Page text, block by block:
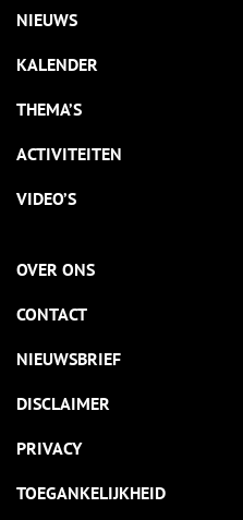
NIEUWS
KALENDER
THEMA’S
ACTIVITEITEN
VIDEO’S
OVER ONS
CONTACT
NIEUWSBRIEF
DISCLAIMER
PRIVACY
TOEGANKELIJKHEID